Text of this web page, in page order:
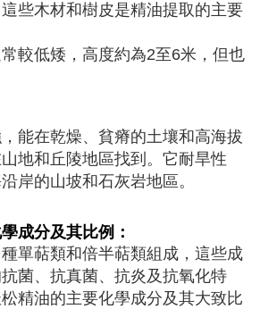
些木材和樹皮是精油提取的主要
較低矮，高度約為2至6米，但也
能在乾燥、貧瘠的土壤和高海拔
地和丘陵地區找到。它耐旱性
岸的山坡和石灰岩地區。
成分及其比例：
單萜類和倍半萜類組成，這些成
菌、抗真菌、抗炎及抗氧化特
精油的主要化學成分及其大致比